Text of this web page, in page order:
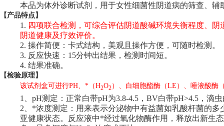
本品为体外诊断试剂，用于女性细菌性阴道病的筛查、辅
【 产品特点】
1. 四项联合检测，可综合评估阴道酸碱环境失衡程度、
阴道健康及疗效评价。
2. 操作简便：卡式结构，美观且操作方便，可随时检测。
3. 反应快速：15分钟出结果，检测时间短。
4. 结果准确。
【检验原理】
该试剂盒可进行PH、*（H2O2）、白细胞酯酶（LE）、唾液酸酶
1
、pH测定：正常白带pH为3.8-4.5，BV白带pH>4.5，滴
2 、*浓度测定：用来表示分泌物中有益菌如乳酸杆菌的
亚健康状态。反应液中*经过氧化物酶作用，释放出新生